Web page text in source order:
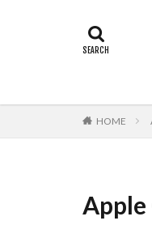
HOME
Apple